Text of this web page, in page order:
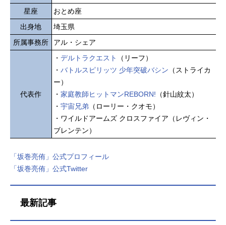
星座
おとめ座
出身地
埼玉県
所属事務所
アル・シェア
代表作
・ デルトラクエスト
（リーフ）
・ バトルスピリッツ 少年突破バシン （ストライカ
ー）
・ 家庭教師ヒットマンREBORN! （針山紋太）
・ 宇宙兄弟 （ローリー・クオモ）
・ワイルドアームズ クロスファイア（レヴィン・
ブレンテン）
「坂巻亮侑」公式プロフィール
「坂巻亮侑」公式Twitter
最新記事